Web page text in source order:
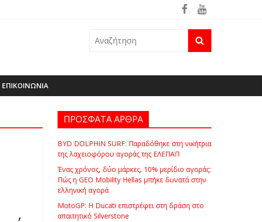
αγορά
βρέθηκε ήδη στη φωτιά του Πόρτο Γερμενό
ΕΠΙΚΟΙΝΩΝΙΑ
ΠΡΟΣΦΑΤΑ ΑΡΘΡΑ
BYD DOLPHIN SURF: Παραδόθηκε στη νικήτρια
της λαχειοφόρου αγοράς της ΕΛΕΠΑΠ
Ένας χρόνος, δύο μάρκες, 10% μερίδιο αγοράς:
Πώς η GEO Mobility Hellas μπήκε δυνατά στην
ελληνική αγορά
MotoGP: Η Ducati επιστρέφει στη δράση στο
απαιτητικό Silverstone